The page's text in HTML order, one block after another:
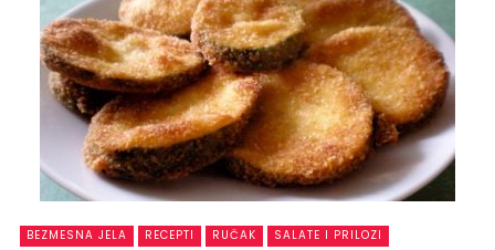
BEZMESNA JELA RECEPTI RUČAK
SALATE I PRILOZI